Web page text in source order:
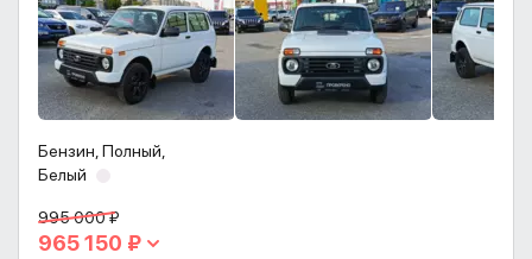
Бензин, Полный,
Белый
995 000 ₽
965 150 ₽